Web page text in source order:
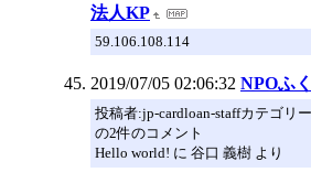
法人KP
59.106.108.114
2019/07/05 02:06:32 NPOふ
投稿者:jp-cardloan-staffカテゴリ
の2件のコメント
Hello world! に 谷口 義樹 より